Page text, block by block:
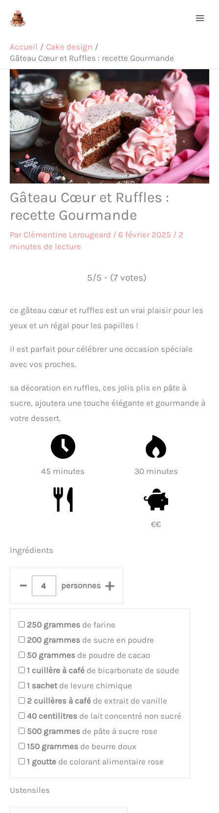
Accueil
Cake design
Gâteau Cœur et Ruffles : recette Gourmande
Gâteau Cœur et Ruffles :
recette Gourmande
Par Clémentine Lerougeard / 6 février 2025 / 2
minutes de lecture
5/5 - (7 votes)
ce gâteau cœur et ruffles est un vrai plaisir pour les
yeux et un régal pour les papilles !
il est parfait pour célébrer une occasion spéciale
avec vos proches.
sa décoration en ruffles, ces jolis plis en pâte à
sucre, ajoutera une touche élégante et gourmande à
votre dessert.
45 minutes 30 minutes
€€
Ingrédients
– personnes +
250 grammes de farine
200 grammes de sucre en poudre
50 grammes de poudre de cacao
1 cuillère à café de bicarbonate de soude
1 sachetde levure chimique
2 cuillères à café de extrait de vanille
40 centilitres de lait concentré non sucré
500 grammes de pâte à sucre rose
150 grammes de beurre doux
1 goutte de colorant alimentaire rose
Ustensiles
Rechercher